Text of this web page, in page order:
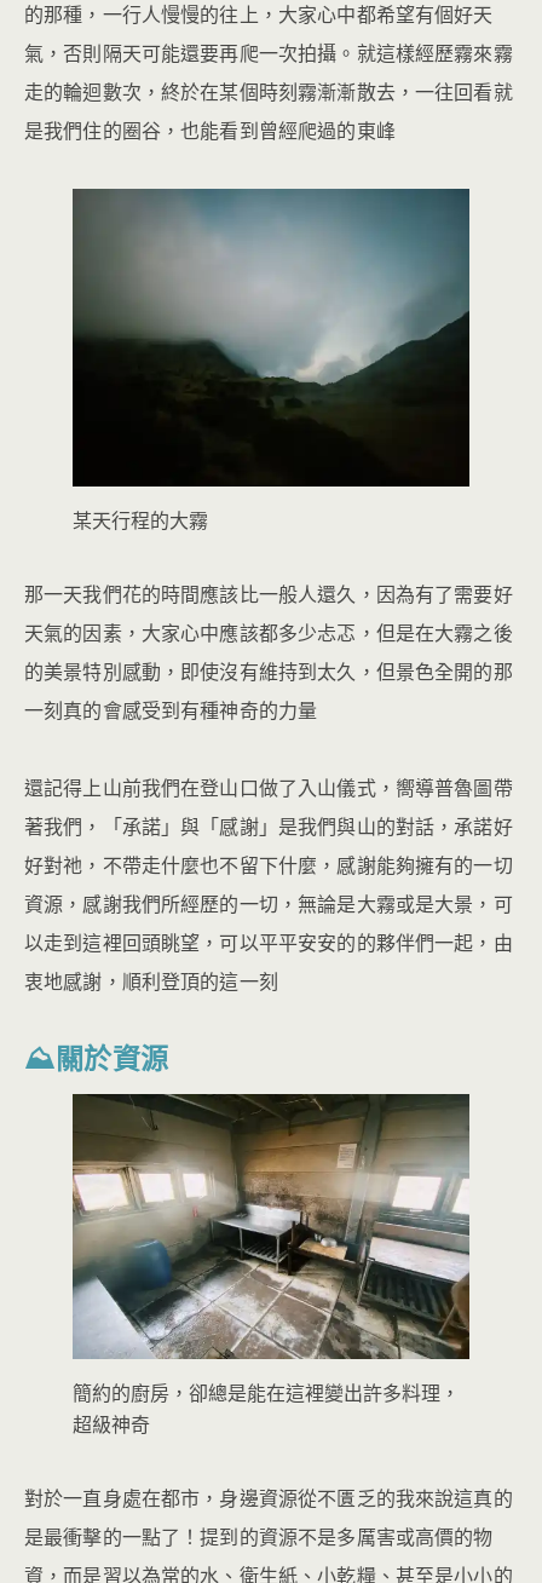
的那種，一行人慢慢的往上，大家心中都希望有個好天
氣，否則隔天可能還要再爬一次拍攝。就這樣經歷霧來霧
走的輪迴數次，終於在某個時刻霧漸漸散去，一往回看就
是我們住的圈谷，也能看到曾經爬過的東峰
某天行程的大霧
那一天我們花的時間應該比一般人還久，因為有了需要好
天氣的因素，大家心中應該都多少忐忑，但是在大霧之後
的美景特別感動，即使沒有維持到太久，但景色全開的那
一刻真的會感受到有種神奇的力量
還記得上山前我們在登山口做了入山儀式，嚮導普魯圖帶
著我們，「承諾」與「感謝」是我們與山的對話，承諾好
好對祂，不帶走什麼也不留下什麼，感謝能夠擁有的一切
資源，感謝我們所經歷的一切，無論是大霧或是大景，可
以走到這裡回頭眺望，可以平平安安的的夥伴們一起，由
衷地感謝，順利登頂的這一刻
⛰關於資源
簡約的廚房，卻總是能在這裡變出許多料理，
超級神奇
對於一直身處在都市，身邊資源從不匱乏的我來說這真的
是最衝擊的一點了！提到的資源不是多厲害或高價的物
資，而是習以為常的水、衛生紙、小乾糧、甚至是小小的